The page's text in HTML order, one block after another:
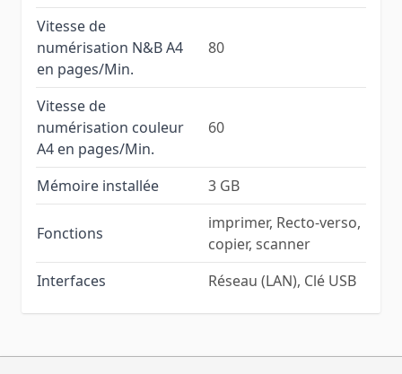
Vitesse de
numérisation N&B A4
en pages/Min.
80
Vitesse de
numérisation couleur
A4 en pages/Min.
60
Mémoire installée 3 GB
Fonctions
imprimer, Recto-verso,
copier, scanner
Interfaces
Réseau (LAN), Clé USB